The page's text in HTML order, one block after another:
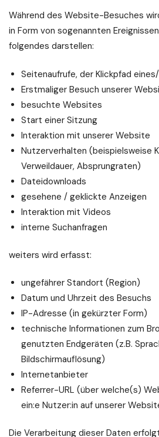
Während des Website-Besuches
in Form von sogenannten
folgendes darstellen:
Seitenaufrufe, der Klickpfad
Erstmaliger Besuch unserer
besuchte Websites
Start einer Sitzung
Interaktion mit unserer Website
Nutzerverhalten (beispielsweise
Verweildauer, Absprungraten)
Dateidownloads
gesehene / geklickte Anzeigen
Interaktion mit Videos
interne Suchanfragen
weiters wird erfasst:
ungefährer Standort (Region)
Datum und Uhrzeit des Besuchs
IP-Adresse (in gekürzter Form)
technische Informationen zum
genutzten Endgeräten (z.B.
Bildschirmauflösung)
Internetanbieter
Referrer-URL (über welche(s)
ein:e Nutzer:in auf unserer
Die Verarbeitung dieser Daten